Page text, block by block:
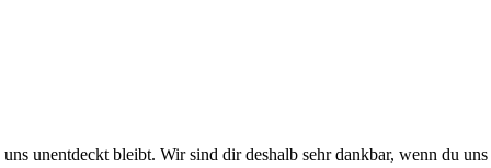
unentdeckt bleibt. Wir sind dir deshalb sehr dankbar, wenn du